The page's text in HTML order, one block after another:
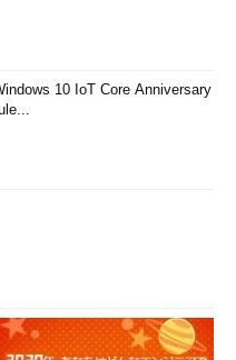
10 IoT Core Anniversary